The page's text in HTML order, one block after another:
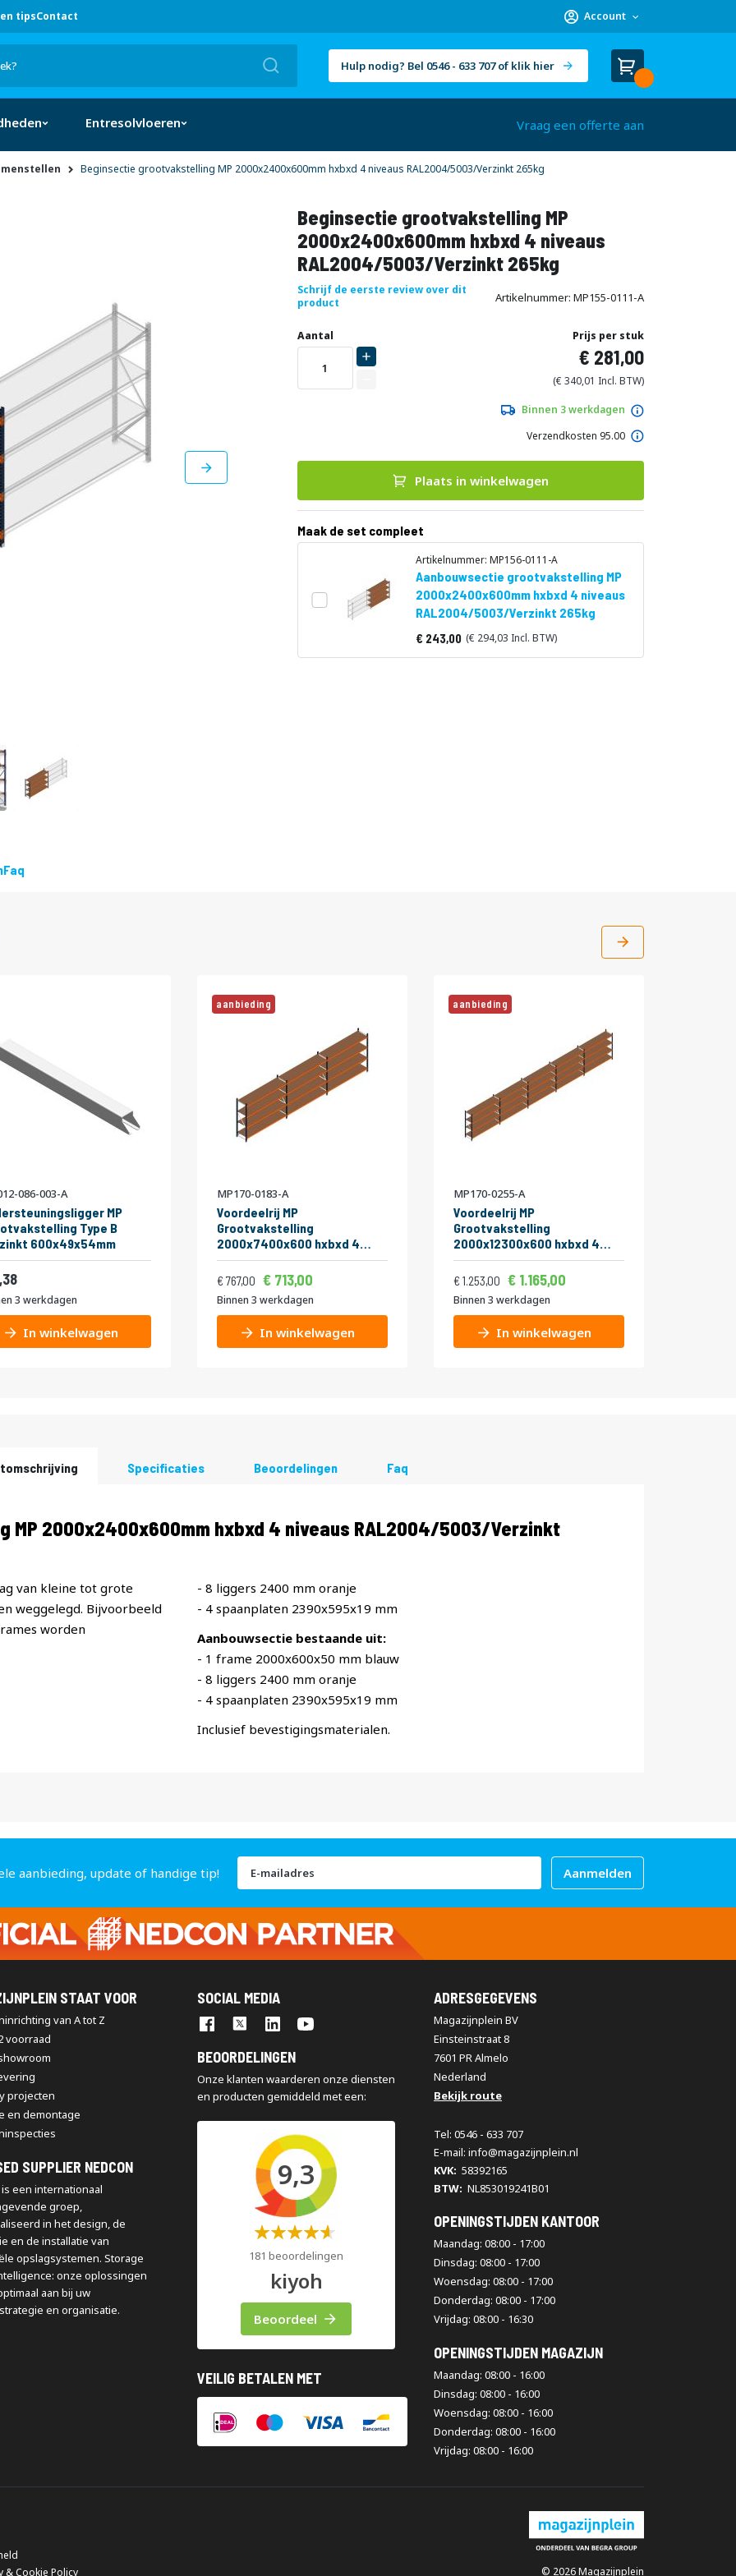
tipsContact Account
Hulp nodig? Bel 0546 - 633 707 of klik hier
Winkelwagen
Cart
Entresolvloeren Vraag een offerte aan
Beginsectie grootvakstelling MP 2000x2400x600mm hxbxd 4 niveaus RAL2004/5003/Verzinkt 265kg
Beginsectie grootvakstelling MP
2000x2400x600mm hxbxd 4 niveaus
RAL2004/5003/Verzinkt 265kg
Schrijf de eerste review over dit
product
Artikelnummer MP155-0111-A
Uw
aanpassing
DIRECT
LEVERBAAR
Aantal Prijs per stuk
281,00
340,01
Binnen 3 werkdagen
Verzendkosten 95.00
Plaats in winkelwagen
Maak de set compleet
Artikelnummer: MP156-0111-A
Aanbouwsectie grootvakstelling MP
2000x2400x600mm hxbxd 4 niveaus
RAL2004/5003/Verzinkt 265kg
Vanaf
243,00 294,03
Faq
086-003-A
MP
Type B
600x49x54mm
3 werkdagen
In winkelwagen
aanbieding
MP170-0183-A
Voordeelrij MP
Grootvakstelling
2000x7400x600 hxbxd 4
niveaus
RAL2004/5003/Verzinkt
265kg
Normale prijs
767,00 928,07
Vanaf
713,00
Binnen 3 werkdagen
In winkelwagen
aanbieding
MP170-0255-A
Voordeelrij MP
Grootvakstelling
2000x12300x600 hxbxd 4
niveaus
RAL2004/5003/Verzinkt
265kg
Normale prijs
1.253,00 1.516,13
Vanaf
1.165,00
Binnen 3 werkdagen
In winkelwagen
2000x2400x600mm hxbxd 4 niveaus RAL2004/5003/Verzinkt
van kleine tot grote
weggelegd. Bijvoorbeeld
worden
- 8 liggers 2400 mm oranje
- 4 spaanplaten 2390x595x19 mm
Aanbouwsectie bestaande uit:
- 1 frame 2000x600x50 mm blauw
- 8 liggers 2400 mm oranje
- 4 spaanplaten 2390x595x19 mm
Inclusief bevestigingsmaterialen.
Specificaties Beoordelingen Faq
aanbieding, update of handige tip!
Abonneer
op
onze
nieuwsbrief
Aanmelden
STAAT VOOR
van A tot Z
voorraad
projecten
en demontage
SUPPLIER NEDCON
een internationaal
groep,
in het design, de
en de installatie van
opslagsystemen. Storage
onze oplossingen
aan bij uw
en organisatie.
SOCIAL MEDIA
BEOORDELINGEN
Onze klanten waarderen onze diensten
en producten gemiddeld met een:
9,3
Waardering:
181 beoordelingen
kiyoh
Beoordeel
VEILIG BETALEN MET
ADRESGEGEVENS
Magazijnplein BV
Einsteinstraat 8
7601 PR Almelo
Nederland
Bekijk route
Tel: 0546 - 633 707
E-mail: info@magazijnplein.nl
KVK: 58392165
BTW: NL853019241B01
OPENINGSTIJDEN KANTOOR
Maandag: 08:00 - 17:00
Dinsdag: 08:00 - 17:00
Woensdag: 08:00 - 17:00
Donderdag: 08:00 - 17:00
Vrijdag: 08:00 - 16:30
OPENINGSTIJDEN MAGAZIJN
Maandag: 08:00 - 16:00
Dinsdag: 08:00 - 16:00
Woensdag: 08:00 - 16:00
Donderdag: 08:00 - 16:00
Vrijdag: 08:00 - 16:00
& Cookie Policy © 2026 Magazijnplein